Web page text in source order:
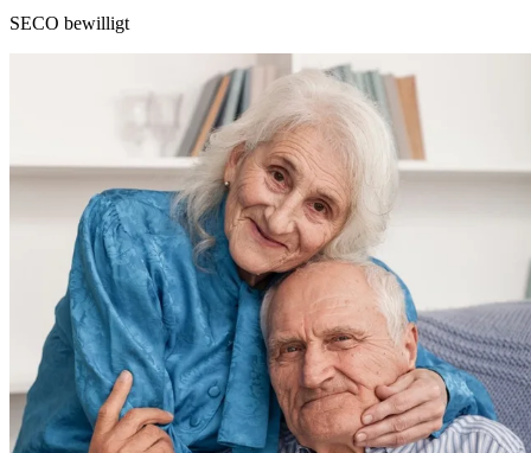
SECO bewilligt